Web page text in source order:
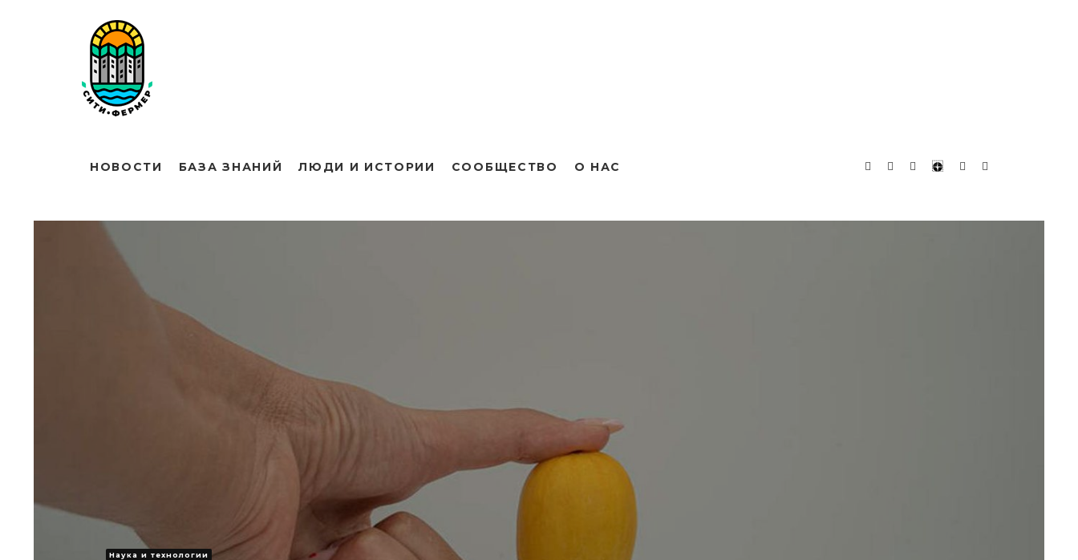
НОВОСТИ БАЗА ЗНАНИЙ ЛЮДИ И ИСТОРИИ СООБЩЕСТВО О НАС
Наука и технологии